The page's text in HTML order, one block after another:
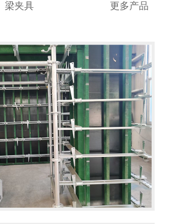
梁夹具 更多产品